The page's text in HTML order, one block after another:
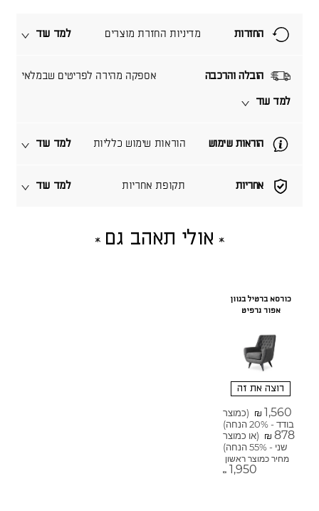
אחריות תקופת אחריות למד עוד
הוראות שימוש הוראות שימוש כלליות למד עוד
הובלה והרכבה אספקה מהירה לפריטים שבמלאי
למד עוד
החזרות מדיניות החזרת מוצרים למד עוד
אולי תאהב גם
כורסא ברטיל בגוון
אפור גרפיט
רוצה את זה
₪ 1,560
(כמוצר
בודד - 20% הנחה)
₪ 878
(או כמוצר
שני - 55% הנחה)
מחיר כמוצר ראשון
₪ 1,950